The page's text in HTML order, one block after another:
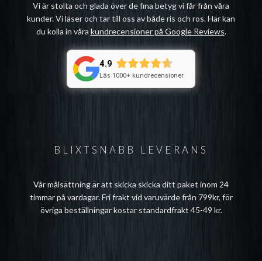
BLIXTSNABB LEVERANS
Vår målsättning är att skicka skicka ditt paket inom 24
timmar på vardagar. Fri frakt vid varuvärde från 799kr, för
övriga beställningar kostar standardfrakt 45-49 kr.
Vi är stolta och glada över de fina betyg vi får från våra
kunder. Vi läser och tar till oss av både ris och ros. Här kan
du kolla in våra kundrecensioner på Google Reviews.
4.9
Läs 1000+ kundrecensioner